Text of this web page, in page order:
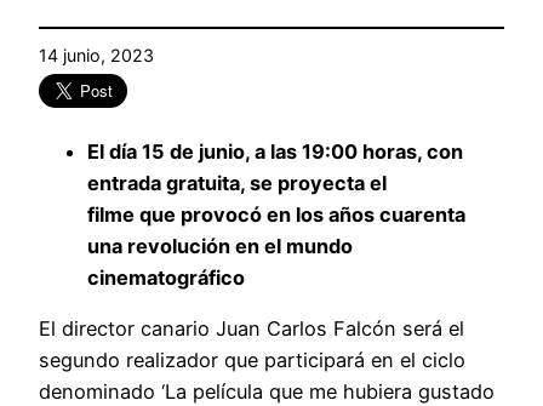
14 junio, 2023
El día 15 de junio, a las 19:00 horas, con
entrada gratuita, se proyecta el
filme que provocó en los años cuarenta
una revolución en el mundo
cinematográfico
El director canario Juan Carlos Falcón será el
segundo realizador que participará en el ciclo
denominado ‘La película que me hubiera gustado